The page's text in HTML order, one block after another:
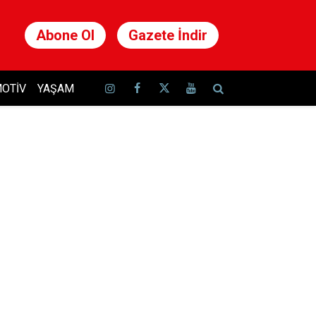
Abone Ol Gazete İndir
YAŞAM